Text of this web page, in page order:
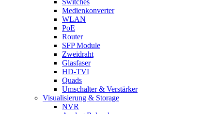
Switches
Medienkonverter
WLAN
PoE
Router
SFP Module
Zweidraht
Glasfaser
HD-TVI
Quads
Umschalter & Verstärker
Visualisierung & Storage
NVR